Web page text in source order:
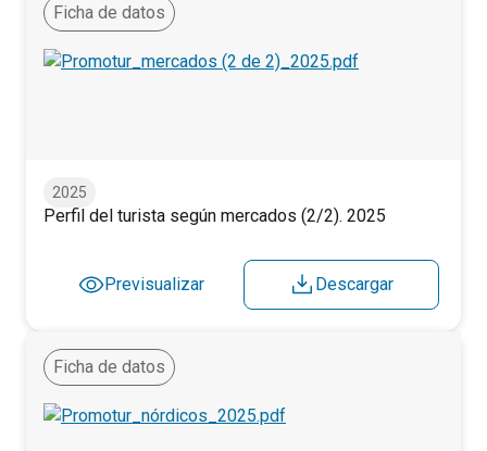
Ficha de datos
2025
Perfil del turista según mercados (2/2). 2025
Previsualizar Descargar
Ficha de datos